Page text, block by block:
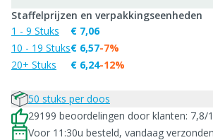
Staffelprijzen en verpakkingseenheden
1 - 9 Stuks
10 - 19 Stuks
20+ Stuks
€ 7,06
€ 6,57
€ 6,24
-7%
-12%
50 stuks per doos
29199 beoordelingen door klanten: 7,8/
Voor 11:30u besteld, vandaag verzonden